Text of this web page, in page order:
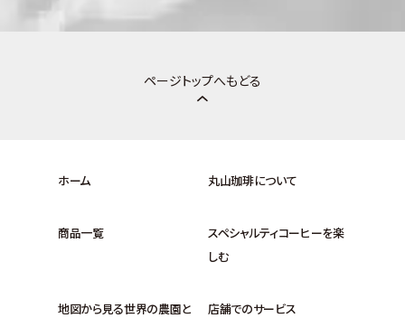
ページトップへもどる
ホーム 丸山珈琲について
商品一覧
スペシャルティコーヒーを楽
しむ
地図から見る世界の農園と
店舗でのサービス